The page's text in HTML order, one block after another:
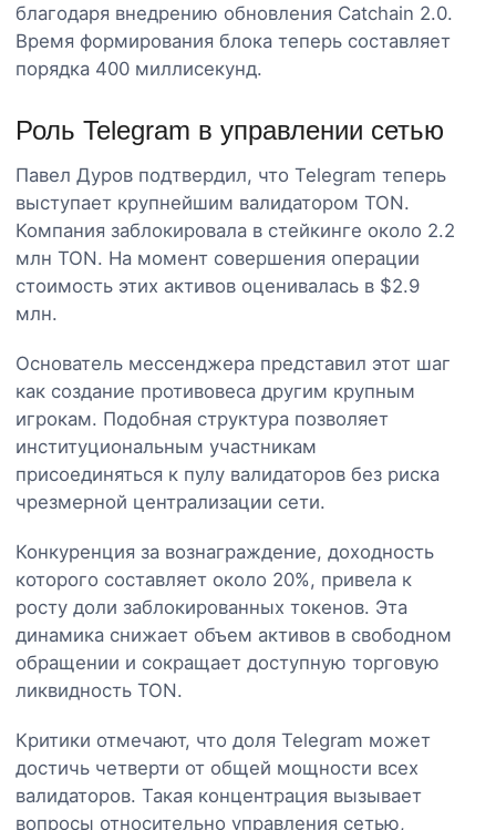
благодаря внедрению обновления Catchain 2.0.
Время формирования блока теперь составляет
порядка 400 миллисекунд.
Роль Telegram в управлении сетью
Павел Дуров подтвердил, что Telegram теперь
выступает крупнейшим валидатором TON.
Компания заблокировала в стейкинге около 2.2
млн TON. На момент совершения операции
стоимость этих активов оценивалась в $2.9
млн.
Основатель мессенджера представил этот шаг
как создание противовеса другим крупным
игрокам. Подобная структура позволяет
институциональным участникам
присоединяться к пулу валидаторов без риска
чрезмерной централизации сети.
Конкуренция за вознаграждение, доходность
которого составляет около 20%, привела к
росту доли заблокированных токенов. Эта
динамика снижает объем активов в свободном
обращении и сокращает доступную торговую
ликвидность TON.
Критики отмечают, что доля Telegram может
достичь четверти от общей мощности всех
валидаторов. Такая концентрация вызывает
вопросы относительно управления сетью,